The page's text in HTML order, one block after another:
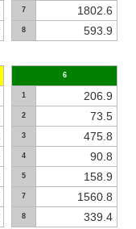
7 1802.6
8 593.9
6
1 206.9
2 73.5
3 475.8
4 90.8
5 158.9
7 1560.8
8 339.4